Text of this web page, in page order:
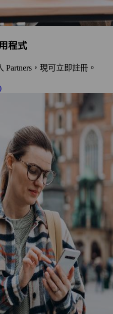
程式
，現可立即註冊。